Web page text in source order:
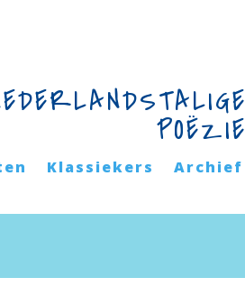
POËZIE
Klassiekers Archief